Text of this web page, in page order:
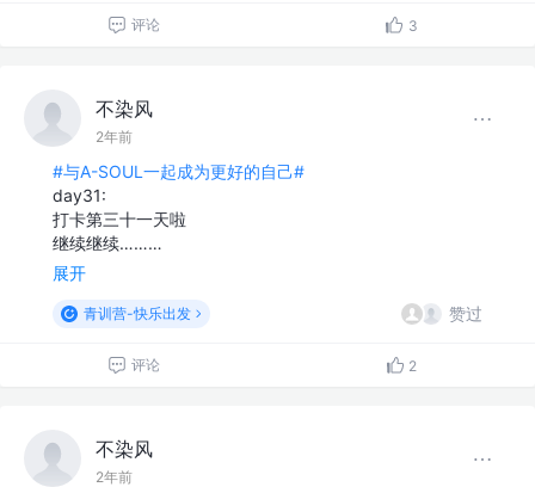
评论 3
不染风
2年前
#与A-SOUL一起成为更好的自己#
day31:
打卡第三十一天啦
继续继续………
展开
青训营-快乐出发 赞过
评论 2
不染风
2年前